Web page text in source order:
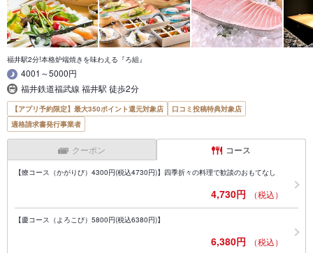
福井駅2分!本格炉端焼きを味わえる『ろ組』
4001～5000円
福井鉄道福武線 福井駅 徒歩2分
【アプリ予約限定】最大350ポイント還元対象店
口コミ投稿特典対象店
適格請求書発行事業者
クーポン コース
【燎コース（かがりび）4300円(税込4730円)】四季折々の料理で歓談のおもてなし
4,730円 （税込）
【慶コース（よろこび）5800円(税込6380円)】
6,380円 （税込）